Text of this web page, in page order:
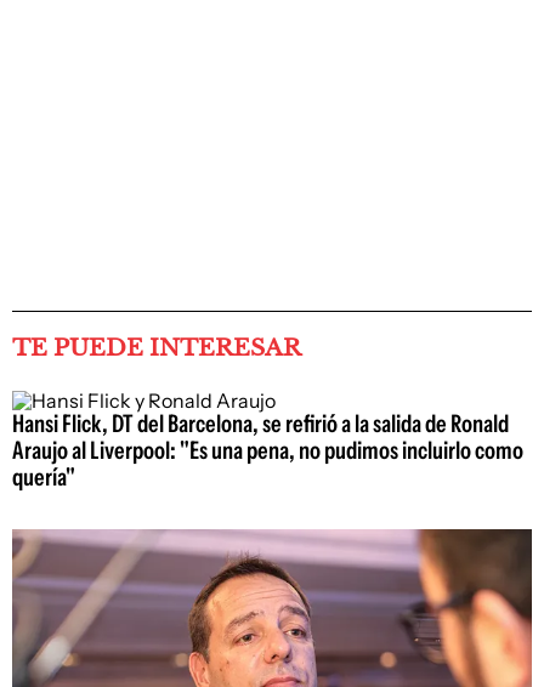
TE PUEDE INTERESAR
Hansi Flick, DT del Barcelona, se refirió a la salida de Ronald
Araujo al Liverpool: "Es una pena, no pudimos incluirlo como
quería"